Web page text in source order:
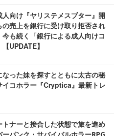
人向け『ヤリステメスブター』開
売上を銀行に受け取り拒否され
今も続く「銀行による成人向けコ
UPDATE】
なった妹を探すとともに太古の秘
イコホラー『Cryptica』最新トレ
ナーと接合した状態で旅を進め